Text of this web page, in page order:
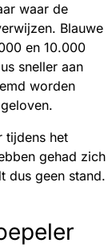
waar de
Blauwe
en 10.000
sneller aan
worden
tijdens het
gehad zich
dus geen stand.